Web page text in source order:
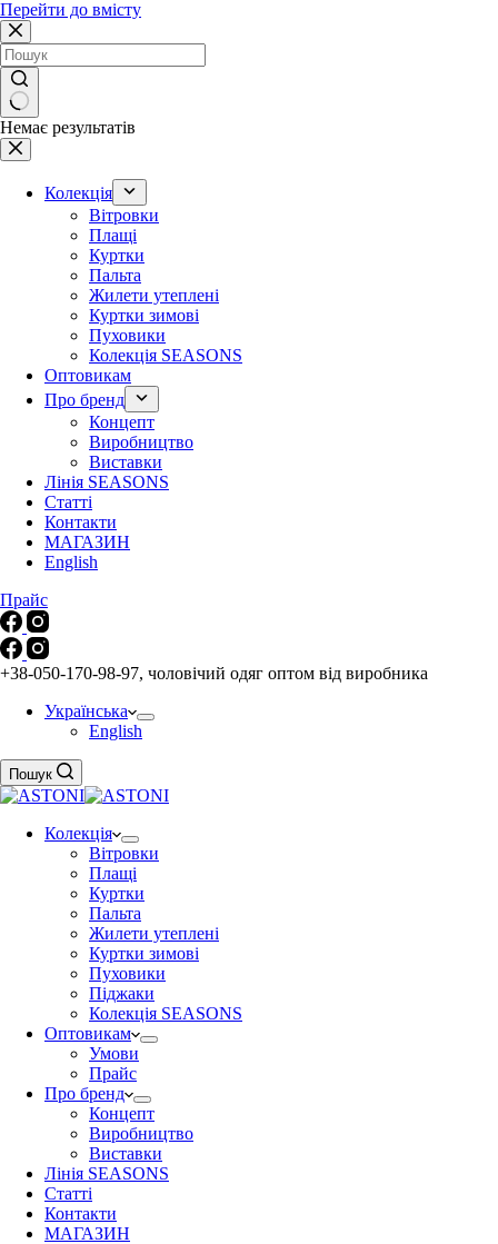
Перейти до вмісту
Немає результатів
Колекція
Вітровки
Плащі
Куртки
Пальта
Жилети утеплені
Куртки зимові
Пуховики
Колекція SEASONS
Оптовикам
Про бренд
Концепт
Виробництво
Виставки
Лінія SEASONS
Статті
Контакти
МАГАЗИН
English
Прайс
+38-050-170-98-97, чоловічий одяг оптом від виробника
Українська
English
Пошук
Колекція
Вітровки
Плащі
Куртки
Пальта
Жилети утеплені
Куртки зимові
Пуховики
Піджаки
Колекція SEASONS
Оптовикам
Умови
Прайс
Про бренд
Концепт
Виробництво
Виставки
Лінія SEASONS
Статті
Контакти
МАГАЗИН